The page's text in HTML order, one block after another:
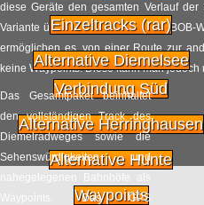
06.07
2014
Ein Radheld
Weckerling
vonRadpilot.de
04.07
2014
Helmpflicht –
Contra, eine
vonRadpilot.de
diese Geräte den gesamten Verlauf der
Variante über Vechta, die Dateien
ermöglichen es, von einer Route zur
keine Waypoints. Diese kann man
Verbindung Süd
Alternative Herringhausen
Alternative Hunte
Waypoints
Einzeltracks (rar)
Alternative Diemelsee
Das Gesamtpaket beinhaltet
den vollständigen Track des
Diemelradweges sowie die
Sehenswürdigkeiten und
nahegelegenen Bahnhöfe als
Waypoints. Das GPS